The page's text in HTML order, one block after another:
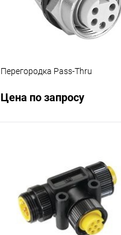
Перегородка Pass-Thru
Цена по запросу
Купить в 1 клик Сравнение
В избранное
Наличие
уточняйте